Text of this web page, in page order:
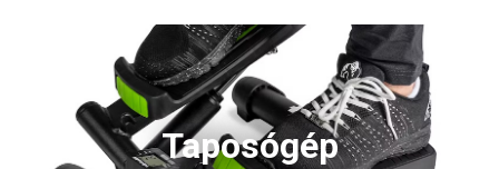
Taposógép